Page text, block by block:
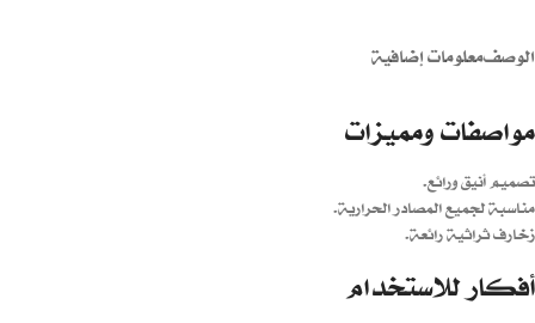
الوصفمعلومات إضافية
مواصفات ومميزات
تصميم أنيق ورائع.
مناسبة لجميع المصادر الحرارية.
زخارف ثراثية رائعة.
أفكار للاستخدام